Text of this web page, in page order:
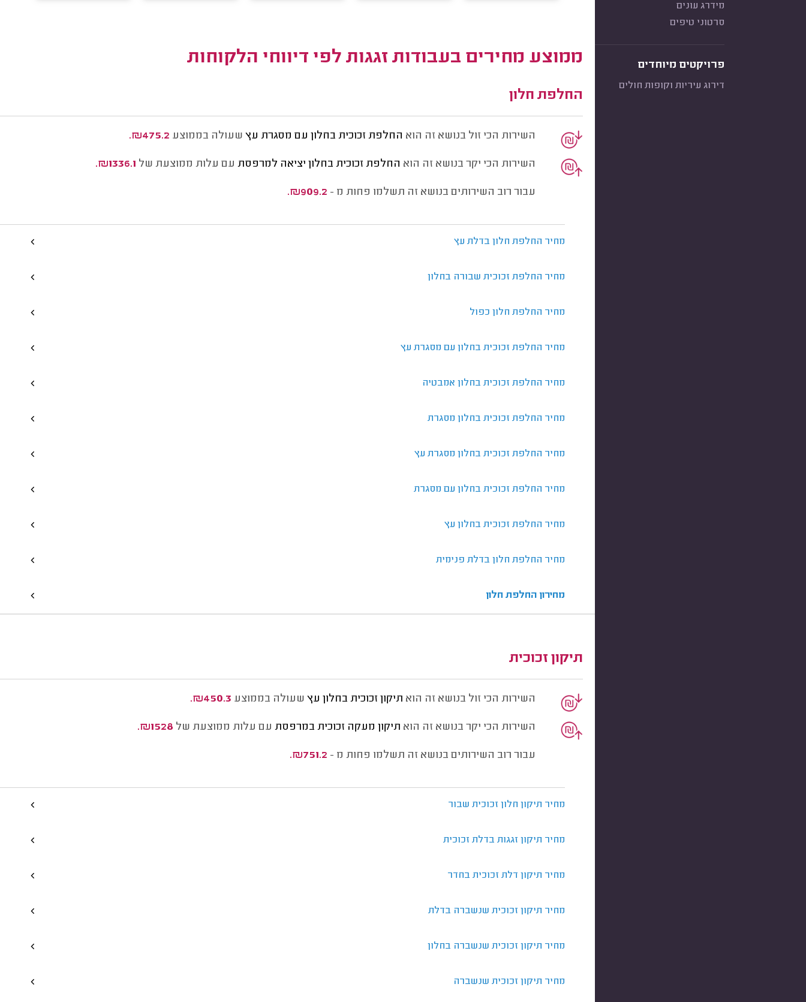
מידרג עונים
סרטוני טיפים
פרויקטים מיוחדים
דירוג עיריות וקופות חולים
ממוצע מחירים בעבודות זגגות לפי דיווחי הלקוחות
החלפת חלון
השירות הכי זול בנושא זה הוא החלפת זכוכית בחלון עם מסגרת עץ שעולה בממוצע ₪475.2.
השירות הכי יקר בנושא זה הוא החלפת זכוכית בחלון יציאה למרפסת עם עלות ממוצעת של ₪1336.1.
עבור רוב השירותים בנושא זה תשלמו פחות מ - ₪909.2.
מחיר החלפת חלון בדלת עץ
מחיר החלפת זכוכית שבורה בחלון
מחיר החלפת חלון כפול
מחיר החלפת זכוכית בחלון עם מסגרת עץ
מחיר החלפת זכוכית בחלון אמבטיה
מחיר החלפת זכוכית בחלון מסגרת
מחיר החלפת זכוכית בחלון מסגרת עץ
מחיר החלפת זכוכית בחלון עם מסגרת
מחיר החלפת זכוכית בחלון עץ
מחיר החלפת חלון בדלת פנימית
מחירון החלפת חלון
תיקון זכוכית
השירות הכי זול בנושא זה הוא תיקון זכוכית בחלון עץ שעולה בממוצע ₪450.3.
השירות הכי יקר בנושא זה הוא תיקון מעקה זכוכית במרפסת עם עלות ממוצעת של ₪1528.
עבור רוב השירותים בנושא זה תשלמו פחות מ - ₪751.2.
מחיר תיקון חלון זכוכית שבור
מחיר תיקון זגגות בדלת זכוכית
מחיר תיקון דלת זכוכית בחדר
מחיר תיקון זכוכית שנשברה בדלת
מחיר תיקון זכוכית שנשברה בחלון
מחיר תיקון זכוכית שנשברה